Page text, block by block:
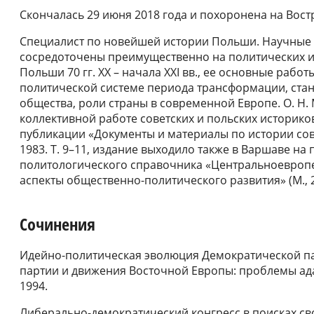
Скончалась 29 июня 2018 года и похоронена на
Специалист по новейшей истории Польши.
сосредоточены преимущественно на политических
Польши 70 гг. ХХ – начала ХХI вв., ее основные
политической системе периода трансформации,
общества, роли страны в современной Европе. О.
коллективной работе советских и польских
публикации «Документы и материалы по истории
1983. Т. 9–11, издание выходило также в Варшаве на
политологического справочника
аспекты общественно-политического развития» (М.,
Сочинения
Идейно-политическая эволюция Демократической
партии и движения Восточной Европы: проблемы
1994.